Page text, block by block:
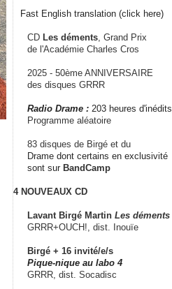
Fast English translation (click here)
CD Les déments , Grand Prix
de l'Académie Charles Cros
2025 - 50ème ANNIVERSAIRE
des disques GRRR
Radio Drame : 203 heures d'inédits
Programme aléatoire
83 disques de Birgé et du
Drame dont certains en exclusivité
sont sur BandCamp
4 NOUVEAUX CD
Lavant Birgé Martin Les déments
GRRR+OUCH!, dist. Inouïe
Birgé + 16 invité/e/s
Pique-nique au labo 4
GRRR, dist. Socadisc